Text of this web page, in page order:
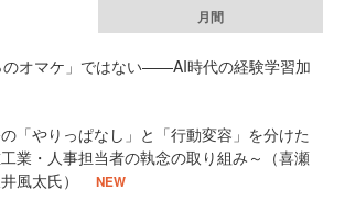
月間
のオマケ」ではない——AI時代の経験学習加
の「やりっぱなし」と「行動変容」を分けた
業・人事担当者の執念の取り組み～（喜瀬
風太氏）
NEW